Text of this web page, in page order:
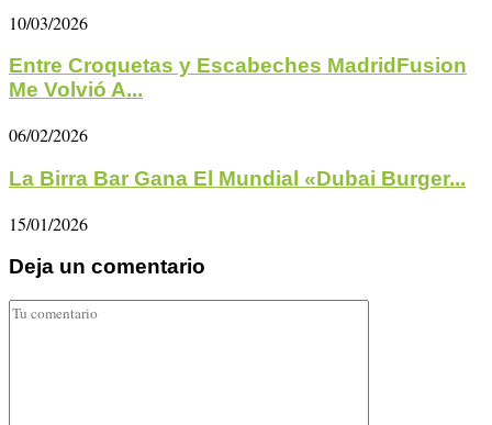
10/03/2026
Entre Croquetas y Escabeches MadridFusion
Me Volvió A...
06/02/2026
La Birra Bar Gana El Mundial «Dubai Burger...
15/01/2026
Deja un comentario